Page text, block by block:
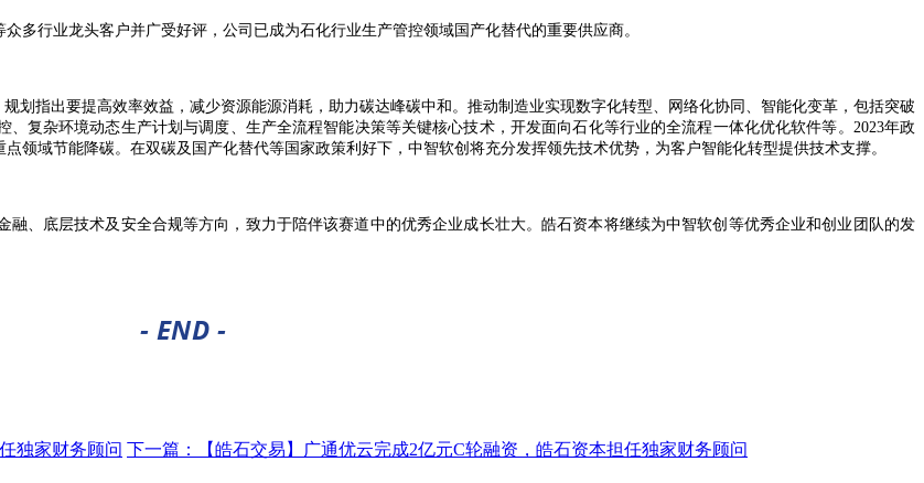
多行业龙头客户并广受好评，公司已成为石化行业生产管控领域国产化替代的重要供应商。
划指出要提高效率效益，减少资源能源消耗，助力碳达峰碳中和。推动制造业实现数字化转型、网络化协同、智能化变革，包括突破
复杂环境动态生产计划与调度、生产全流程智能决策等关键核心技术，开发面向石化等行业的全流程一体化优化软件等。2023年政
领域节能降碳。在双碳及国产化替代等国家政策利好下，中智软创将充分发挥领先技术优势，为客户智能化转型提供技术支撑。
、底层技术及安全合规等方向，致力于陪伴该赛道中的优秀企业成长壮大。皓石资本将继续为中智软创等优秀企业和创业团队的发
- END -
独家财务顾问 下一篇：
【皓石交易】广通优云完成2亿元C轮融资，皓石资本担任独家财务顾问